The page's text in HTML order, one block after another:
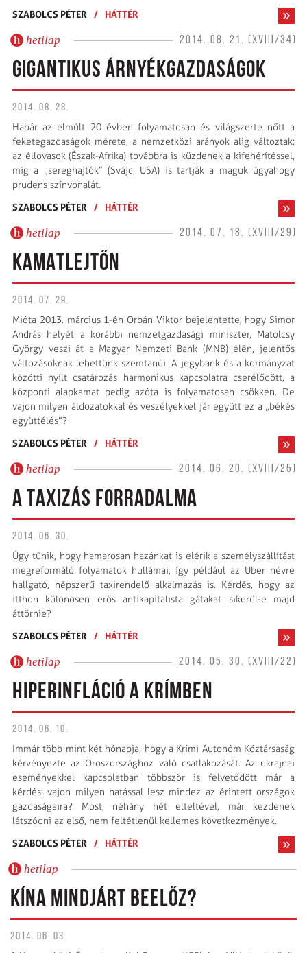
SZABOLCS PÉTER
/ HÁTTÉR
hetilap 2014. 08. 21. (XVIII/34)
GIGANTIKUS ÁRNYÉKGAZDASÁGOK
2014. 08. 28.
Habár az elmúlt 20 évben folyamatosan és világszerte nőtt a
feketegazdaságok mérete, a nemzetközi arányok alig változtak:
az éllovasok (Észak-Afrika) továbbra is küzdenek a kifehérítéssel,
míg a „sereghajtók” (Svájc, USA) is tartják a maguk úgyahogy
prudens színvonalát.
SZABOLCS PÉTER
/ HÁTTÉR
hetilap 2014. 07. 18. (XVIII/29)
KAMATLEJTŐN
2014. 07. 29.
Mióta 2013. március 1-én Orbán Viktor bejelentette, hogy Simor
András helyét a korábbi nemzetgazdasági miniszter, Matolcsy
György veszi át a Magyar Nemzeti Bank (MNB) élén, jelentős
változásoknak lehettünk szemtanúi. A jegybank és a kormányzat
közötti nyílt csatározás harmonikus kapcsolatra cserélődött, a
központi alapkamat pedig azóta is folyamatosan csökken. De
vajon milyen áldozatokkal és veszélyekkel jár együtt ez a „békés
együttélés”?
SZABOLCS PÉTER
/ HÁTTÉR
hetilap 2014. 06. 20. (XVIII/25)
A TAXIZÁS FORRADALMA
2014. 06. 30.
Úgy tűnik, hogy hamarosan hazánkat is elérik a személyszállítást
megreformáló folyamatok hullámai, így például az Uber névre
hallgató, népszerű taxirendelő alkalmazás is. Kérdés, hogy az
itthon különösen erős antikapitalista gátakat sikerül-e majd
áttörnie?
SZABOLCS PÉTER
/ HÁTTÉR
hetilap 2014. 05. 30. (XVIII/22)
HIPERINFLÁCIÓ A KRÍMBEN
2014. 06. 10.
Immár több mint két hónapja, hogy a Krími Autonóm Köztársaság
kérvényezte az Oroszországhoz való csatlakozását. Az ukrajnai
eseményekkel kapcsolatban többször is felvetődött már a
kérdés: vajon milyen hatással lesz mindez az érintett országok
gazdaságaira? Most, néhány hét elteltével, már kezdenek
látszódni az első, nem feltétlenül kellemes következmények.
SZABOLCS PÉTER
/ HÁTTÉR
hetilap
KÍNA MINDJÁRT BEELŐZ?
2014. 06. 03.